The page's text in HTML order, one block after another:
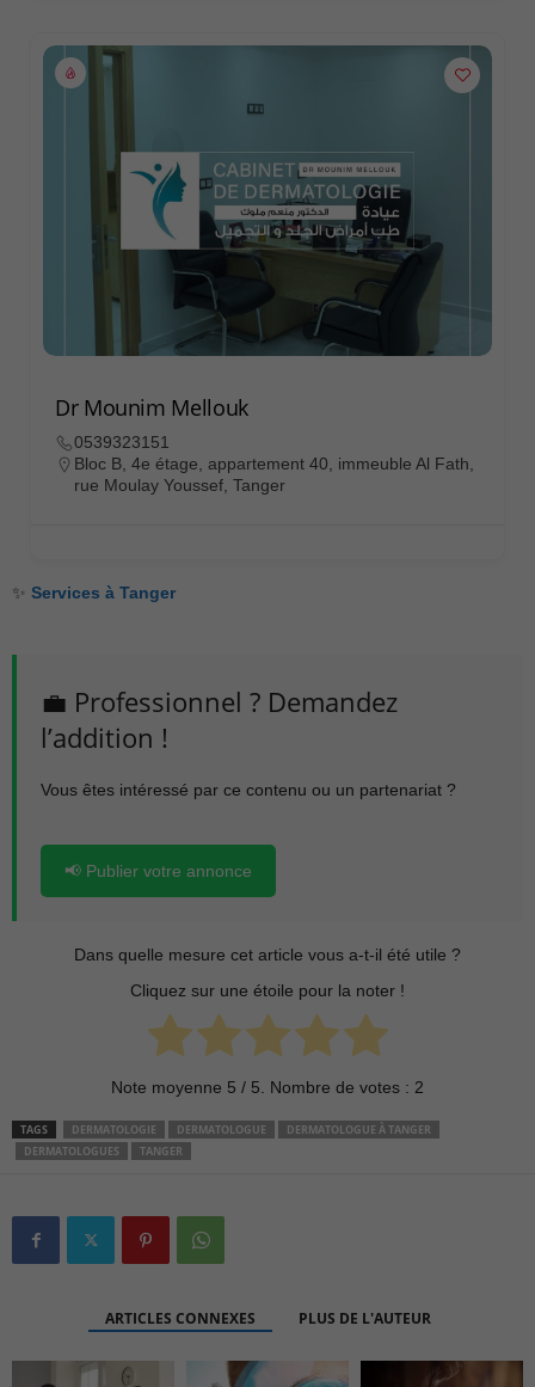
Dr Mounim Mellouk
0539323151
Bloc B, 4e étage, appartement 40, immeuble Al Fath,
rue Moulay Youssef, Tanger
✨ Services à Tanger
💼 Professionnel ? Demandez
l’addition !
Vous êtes intéressé par ce contenu ou un partenariat ?
📢 Publier votre annonce
Dans quelle mesure cet article vous a-t-il été utile ?
Cliquez sur une étoile pour la noter !
Note moyenne 5 / 5. Nombre de votes : 2
TAGS DERMATOLOGIE DERMATOLOGUE
DERMATOLOGUE À TANGER
DERMATOLOGUES
TANGER
ARTICLES CONNEXES PLUS DE L'AUTEUR